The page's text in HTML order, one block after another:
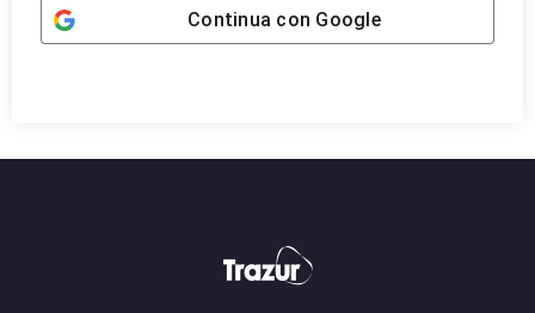
Continua con Google